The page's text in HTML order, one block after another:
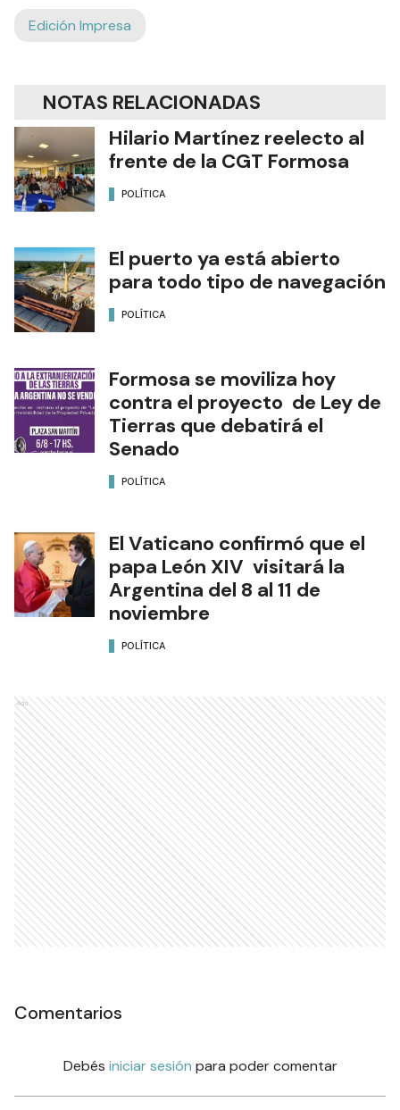
Edición Impresa
NOTAS RELACIONADAS
Hilario Martínez reelecto al
frente de la CGT Formosa
POLÍTICA
El puerto ya está abierto
para todo tipo de navegación
POLÍTICA
Formosa se moviliza hoy
contra el proyecto de Ley de
Tierras que debatirá el
Senado
POLÍTICA
El Vaticano confirmó que el
papa León XIV visitará la
Argentina del 8 al 11 de
noviembre
POLÍTICA
Ads
Comentarios
Debés iniciar sesión para poder comentar